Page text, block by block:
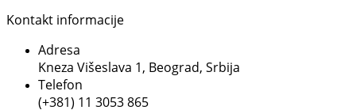
Kontakt informacije
Adresa
Kneza Višeslava 1, Beograd, Srbija
Telefon
(+381) 11 3053 865